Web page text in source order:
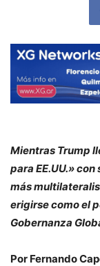
Mientras Trump
para EE.UU.»
más
erigirse como el
Gobernanza
Por Fernando